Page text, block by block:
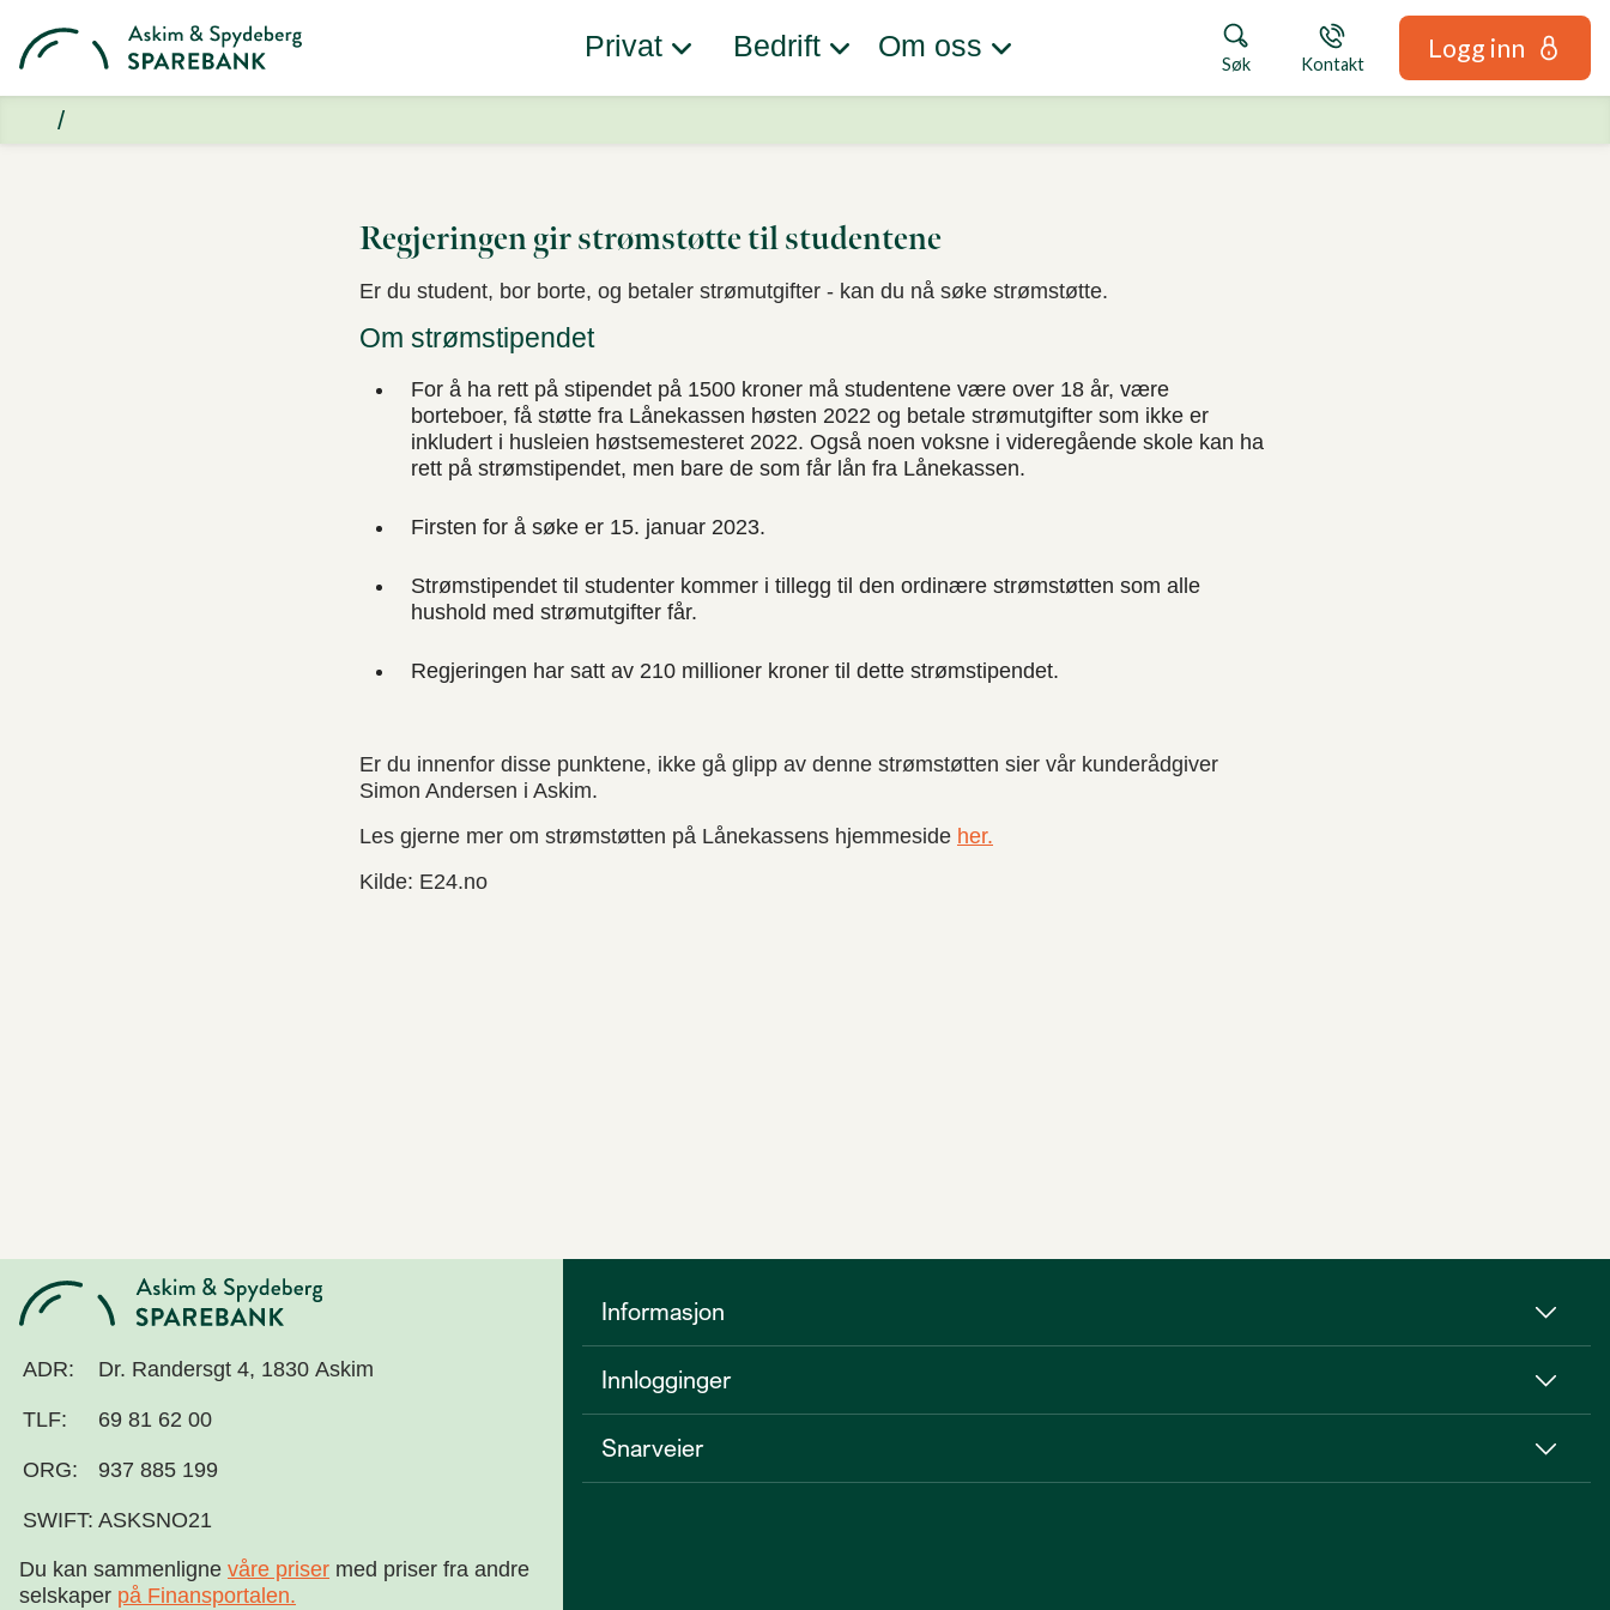
Privat Bedrift Om oss
Søk Kontakt
Logg inn
Regjeringen gir strømstøtte til studentene
Er du student, bor borte, og betaler strømutgifter - kan du nå søke strømstøtte.
Om strømstipendet
For å ha rett på stipendet på 1500 kroner må studentene være over 18 år, være
borteboer, få støtte fra Lånekassen høsten 2022 og betale strømutgifter som ikke er
inkludert i husleien høstsemesteret 2022. Også noen voksne i videregående skole kan ha
rett på strømstipendet, men bare de som får lån fra Lånekassen.
Firsten for å søke er 15. januar 2023.
Strømstipendet til studenter kommer i tillegg til den ordinære strømstøtten som alle
hushold med strømutgifter får.
Regjeringen har satt av 210 millioner kroner til dette strømstipendet.
Er du innenfor disse punktene, ikke gå glipp av denne strømstøtten sier vår kunderådgiver
Simon Andersen i Askim.
Les gjerne mer om strømstøtten på Lånekassens hjemmeside her.
Kilde: E24.no
Informasjon
Innlogginger
Snarveier
ADR: Dr. Randersgt 4, 1830 Askim
TLF: 69 81 62 00
ORG: 937 885 199
SWIFT: ASKSNO21
Du kan sammenlignevåre priser med priser fra andre
selskaper på Finansportalen.